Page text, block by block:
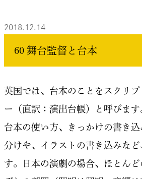
2018.12.14
60 舞台監督と台本
英国では、台本のことをスクリ
ー（直訳：演出台帳）と呼びます
台本の使い方、きっかけの書き
分けや、イラストの書き込みな
す。日本の演劇の場合、ほとん